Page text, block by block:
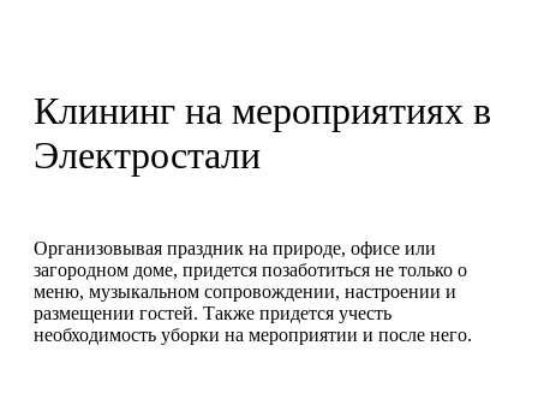
Клининг на мероприятиях в
Электростали
Организовывая праздник на природе, офисе или
загородном доме, придется позаботиться не только о
меню, музыкальном сопровождении, настроении и
размещении гостей. Также придется учесть
необходимость уборки на мероприятии и после него.